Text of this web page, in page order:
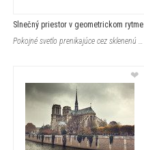
Slnečný priestor v geometrickom rytme
Pokojné svetlo prenikajúce cez sklenenú strechu odhaľuje jemnú kovovú kon�
❤